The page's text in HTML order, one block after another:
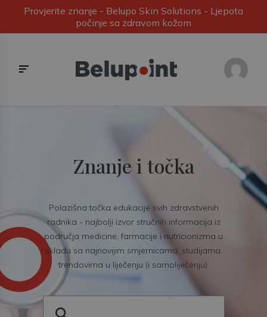
Provjerite znanje - Belupo Skin Solutions - Ljepota
počinje sa zdravom kožom
Znanje i točka
Polazišna točka edukacije svih zdravstvenih
radnika - najbolji izvor stručnih informacija iz
područja medicine, farmacije i nutricionizma u
skladu sa najnovijim smjernicama, studijama,
trendovima u liječenju (i samoliječenju).